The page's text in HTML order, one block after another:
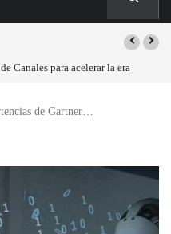
al alza en el precio de las placas
de Gartner…